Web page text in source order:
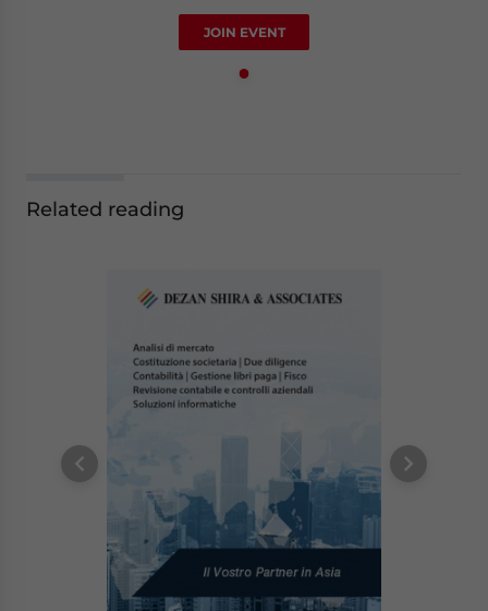
JOIN EVENT
Related reading